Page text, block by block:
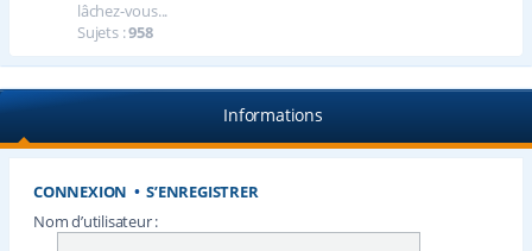
lâchez-vous...
Sujets :958
Informations
CONNEXION •S’ENREGISTRER
Nom d’utilisateur :